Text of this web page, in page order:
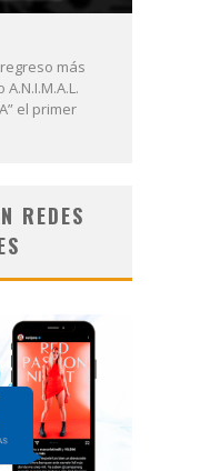
regreso más
el primer
REDES